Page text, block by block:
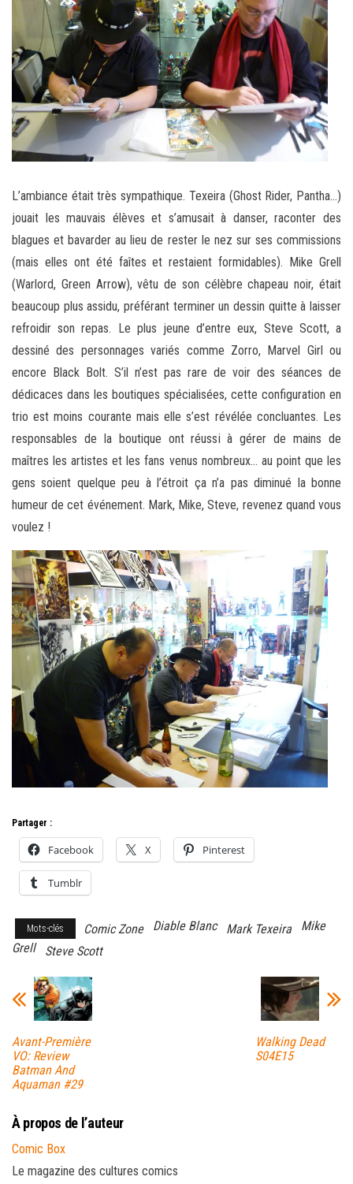
L’ambiance était très sympathique. Texeira (Ghost Rider, Pantha…)
jouait les mauvais élèves et s’amusait à danser, raconter des
blagues et bavarder au lieu de rester le nez sur ses commissions
(mais elles ont été faîtes et restaient formidables). Mike Grell
(Warlord, Green Arrow), vêtu de son célèbre chapeau noir, était
beaucoup plus assidu, préférant terminer un dessin quitte à laisser
refroidir son repas. Le plus jeune d’entre eux, Steve Scott, a
dessiné des personnages variés comme Zorro, Marvel Girl ou
encore Black Bolt. S’il n’est pas rare de voir des séances de
dédicaces dans les boutiques spécialisées, cette configuration en
trio est moins courante mais elle s’est révélée concluantes. Les
responsables de la boutique ont réussi à gérer de mains de
maîtres les artistes et les fans venus nombreux… au point que les
gens soient quelque peu à l’étroit ça n’a pas diminué la bonne
humeur de cet événement. Mark, Mike, Steve, revenez quand vous
voulez !
Partager :
Facebook X Pinterest
Tumblr
Mots-clés Comic Zone Diable Blanc Mark Texeira
Mike
Grell
Steve Scott
Avant-Première
VO: Review
Batman And
Aquaman #29
Walking Dead
S04E15
À propos de l’auteur
Comic Box
Le magazine des cultures comics